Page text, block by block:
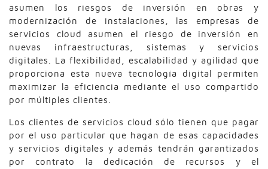
asumen los riesgos de inversión en obras y
modernización de instalaciones, las empresas de
servicios cloud asumen el riesgo de inversión en
nuevas infraestructuras, sistemas y servicios
digitales.
La flexibilidad, escalabilidad y agilidad que
proporciona esta nueva tecnología digital permiten
maximizar la eficiencia mediante el uso compartido
por múltiples clientes.
Los clientes de servicios cloud sólo tienen que pagar
por el uso particular que hagan de esas capacidades
y servicios digitales y además tendrán garantizados
por contrato la dedicación de recursos y el